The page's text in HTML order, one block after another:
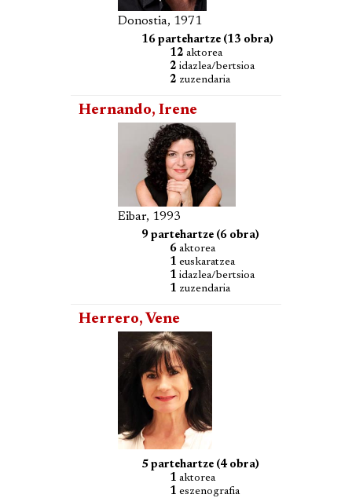
Donostia, 1971
16 partehartze (13 obra)
12 aktorea
2 idazlea/bertsioa
2 zuzendaria
Hernando, Irene
Eibar, 1993
9 partehartze (6 obra)
6 aktorea
1 euskaratzea
1 idazlea/bertsioa
1 zuzendaria
Herrero, Vene
5 partehartze (4 obra)
1 aktorea
1 eszenografia